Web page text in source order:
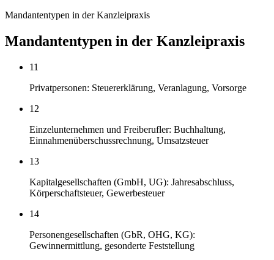
Mandantentypen in der Kanzleipraxis
Mandantentypen in der Kanzleipraxis
11
Privatpersonen: Steuererklärung, Veranlagung, Vorsorge
12
Einzelunternehmen und Freiberufler: Buchhaltung,
Einnahmenüberschussrechnung, Umsatzsteuer
13
Kapitalgesellschaften (GmbH, UG): Jahresabschluss,
Körperschaftsteuer, Gewerbesteuer
14
Personengesellschaften (GbR, OHG, KG):
Gewinnermittlung, gesonderte Feststellung